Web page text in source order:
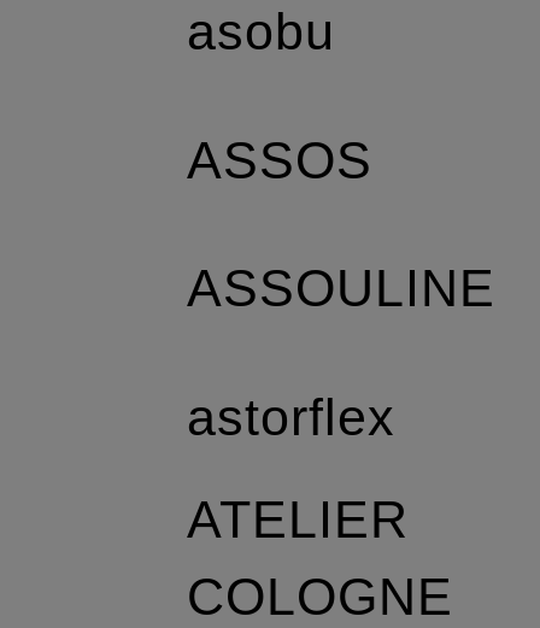
asobu
ASSOS
ASSOULINE
astorflex
ATELIER
COLOGNE